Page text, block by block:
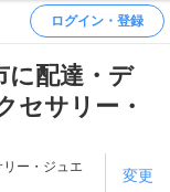
ログイン・登録
に配達・デ
セサリー・
リー・ジュエ
変更